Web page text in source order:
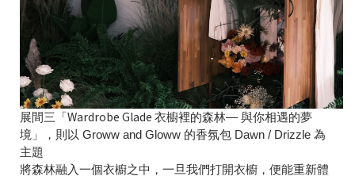
展間三「 Wardrobe Glade 衣櫥裡的森林— 與你相遇的夢
境」，則以 Groww and Gloww 的香氛包 Dawn / Drizzle 為
主題
將森林融入一個衣櫥之中，一旦我們打開衣櫥，便能重新體